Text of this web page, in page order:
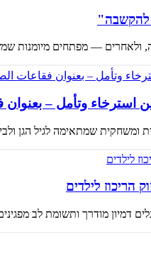
להקשבה"
ולאחרים — מפתחים מיומנות
استرخاء وتأمل –
ומשחקית שמתאימה לגיל הגן
הריכוז לילדים
דמיון מודרך ותשומת לב